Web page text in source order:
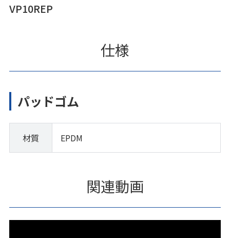
VP10REP
仕様
パッドゴム
材質 EPDM
関連動画